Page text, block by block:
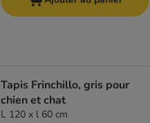
Tapis Frinchillo, gris pour
chien et chat
L 120 x l 60 cm